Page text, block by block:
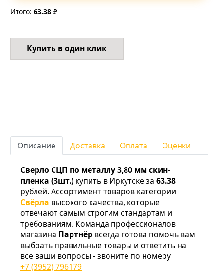
Итого: 63.38 ₽
Купить в один клик
Описание Доставка Оплата Оценки
Сверло СЦП по металлу 3,80 мм скин-
пленка (3шт.) купить в Иркутске за 63.38
рублей. Ассортимент товаров категории
Свёрла высокого качества, которые
отвечают самым строгим стандартам и
требованиям. Команда профессионалов
магазина Партнёр всегда готова помочь вам
выбрать правильные товары и ответить на
все ваши вопросы - звоните по номеру
+7 (3952) 796179